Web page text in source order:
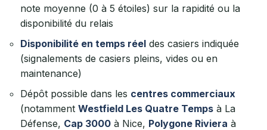
note moyenne (0 à 5 étoiles) sur la rapidité ou la
disponibilité du relais
Disponibilité en temps réel des casiers indiquée
(signalements de casiers pleins, vides ou en
maintenance)
Dépôt possible dans les centres commerciaux
(notamment Westfield Les Quatre Temps à La
Défense, Cap 3000 à Nice, Polygone Riviera à